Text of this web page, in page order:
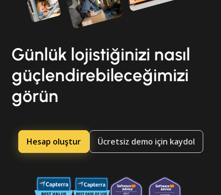
Günlük lojistiğinizi nasıl
güçlendirebileceğimizi
görün
Hesap oluştur Ücretsiz demo için kaydol